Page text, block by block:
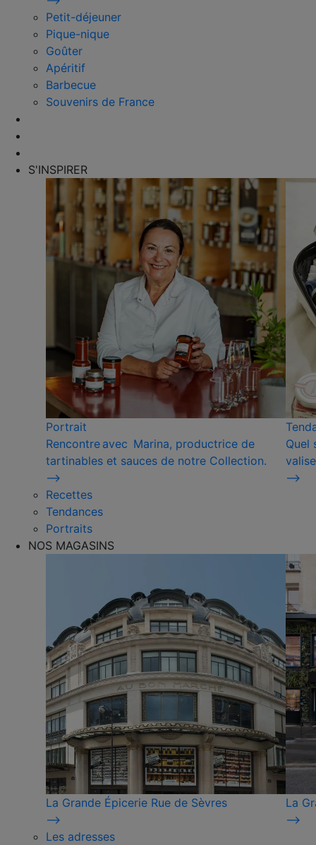
Petit-déjeuner
Pique-nique
Goûter
Apéritif
Barbecue
Souvenirs de France
S'INSPIRER
Portrait
Rencontre avec Marina, productrice de
tartinables et sauces de notre Collection.
⟶
Quel
⟶
Recettes
Tendances
Portraits
NOS MAGASINS
La Grande Épicerie Rue de Sèvres
⟶
La
⟶
Les adresses